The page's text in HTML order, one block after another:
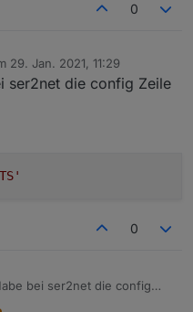
0
29. Jan. 2021, 11:29
von
ser2net die config Zeile
0
bei ser2net die config